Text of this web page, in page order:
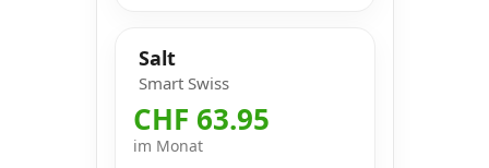
Salt
Smart Swiss
CHF 63.95
im Monat